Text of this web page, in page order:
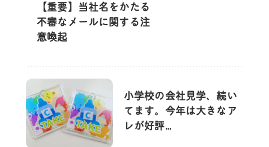
【重要】当社名をかたる
不審なメールに関する注
意喚起
小学校の会社見学、続い
てます。今年は大きなア
レが好評…